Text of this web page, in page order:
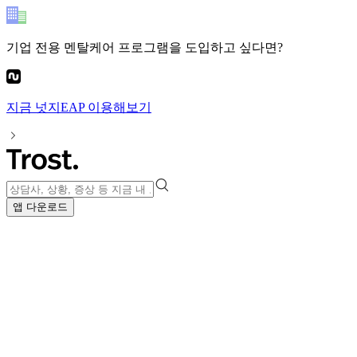
기업 전용 멘탈케어 프로그램을 도입하고 싶다면?
지금 넛지EAP이용해보기
앱 다운로드